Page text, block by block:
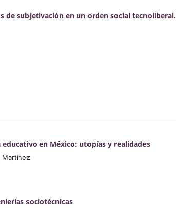
de subjetivación en un orden social tecnoliberal.
en México: utopías y realidades
Martínez
sociotécnicas